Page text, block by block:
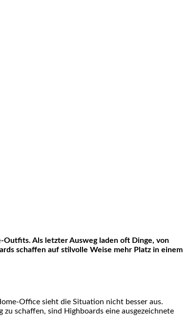
Als letzter Ausweg laden oft Dinge, von
schaffen auf stilvolle Weise mehr Platz in einem
Office sieht die Situation nicht besser aus.
schaffen, sind Highboards eine ausgezeichnete